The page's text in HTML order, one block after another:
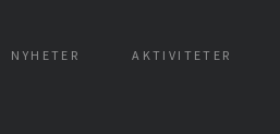
NYHETER AKTIVITETER